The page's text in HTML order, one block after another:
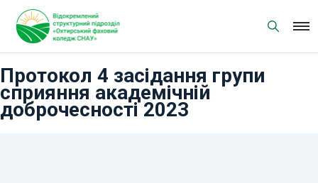
content
Протокол 4 засідання групи
сприяння академічній
доброчесності 2023